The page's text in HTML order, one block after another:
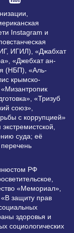
Instagram и
ИГИЛ), «Джабхат
«Джебхат ан-
(НБП), «Аль-
крымско-
«Тризуб
союз»,
с коррупцией»
суда; её
РФ
«Мемориал»,
защиту прав
здоровья и
социологических